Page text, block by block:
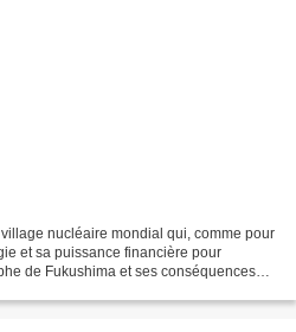
nucléaire mondial qui, comme pour
et sa puissance financière pour
de Fukushima et ses conséquences